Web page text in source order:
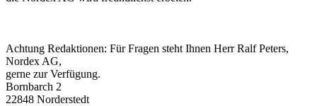
Achtung Redaktionen: Für Fragen steht Ihnen Herr Ralf Peters,
Nordex AG,
gerne zur Verfügung.
Bornbarch 2
22848 Norderstedt